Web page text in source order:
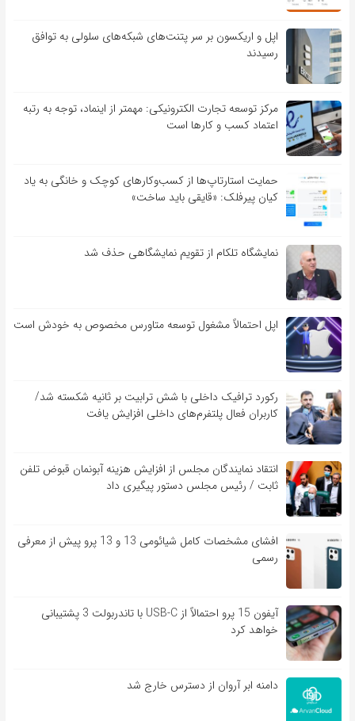
اپل و اریکسون بر سر پتنت‌های شبکه‌های سلولی به توافق
رسیدند
مرکز توسعه تجارت الکترونیکی: مهمتر از اینماد، توجه به رتبه
اعتماد کسب و کارها است
حمایت استارتاپ‌ها از کسب‌وکارهای کوچک و خانگی به یاد
کیان پیرفلک: «قایقی باید ساخت»
نمایشگاه تلکام از تقویم نمایشگاهی حذف شد
اپل احتمالاً مشغول توسعه متاورس مخصوص به خودش است
رکورد ترافیک داخلی با شش ترابیت بر ثانیه شکسته شد/
کاربران فعال پلتفرم‌های داخلی افزایش یافت
انتقاد نمایندگان مجلس از افزایش هزینه آبونمان قبوض تلفن
ثابت / رئیس مجلس دستور پیگیری داد
افشای مشخصات کامل شیائومی 13 و 13 پرو پیش از معرفی
رسمی
آیفون 15 پرو احتمالاً از USB-C با تاندربولت 3 پشتیبانی
خواهد کرد
دامنه ابر آروان از دسترس خارج شد